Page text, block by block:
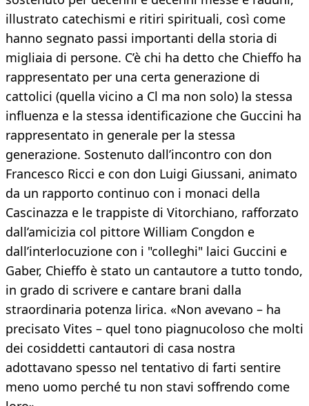
illustrato catechismi e ritiri spirituali, così come
hanno segnato passi importanti della storia di
migliaia di persone. C’è chi ha detto che Chieffo ha
rappresentato per una certa generazione di
cattolici (quella vicino a Cl ma non solo) la stessa
influenza e la stessa identificazione che Guccini ha
rappresentato in generale per la stessa
generazione. Sostenuto dall’incontro con don
Francesco Ricci e con don Luigi Giussani, animato
da un rapporto continuo con i monaci della
Cascinazza e le trappiste di Vitorchiano, rafforzato
dall’amicizia col pittore William Congdon e
dall’interlocuzione con i "colleghi" laici Guccini e
Gaber, Chieffo è stato un cantautore a tutto tondo,
in grado di scrivere e cantare brani dalla
straordinaria potenza lirica. «Non avevano – ha
precisato Vites – quel tono piagnucoloso che molti
dei cosiddetti cantautori di casa nostra
adottavano spesso nel tentativo di farti sentire
meno uomo perché tu non stavi soffrendo come